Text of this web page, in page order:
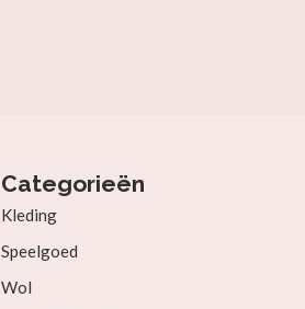
Categorieën
Kleding
Speelgoed
Wol